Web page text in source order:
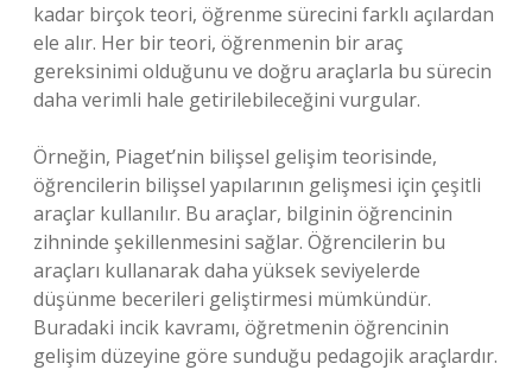
kadar birçok teori, öğrenme sürecini farklı açılardan
ele alır. Her bir teori, öğrenmenin bir araç
gereksinimi olduğunu ve doğru araçlarla bu sürecin
daha verimli hale getirilebileceğini vurgular.
Örneğin, Piaget’nin bilişsel gelişim teorisinde,
öğrencilerin bilişsel yapılarının gelişmesi için çeşitli
araçlar kullanılır. Bu araçlar, bilginin öğrencinin
zihninde şekillenmesini sağlar. Öğrencilerin bu
araçları kullanarak daha yüksek seviyelerde
düşünme becerileri geliştirmesi mümkündür.
Buradaki incik kavramı, öğretmenin öğrencinin
gelişim düzeyine göre sunduğu pedagojik araçlardır.